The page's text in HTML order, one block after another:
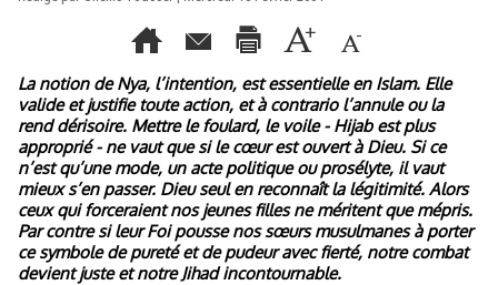
La notion de Nya, l’intention, est essentielle en Islam. Elle
valide et justifie toute action, et à contrario l’annule ou la
rend dérisoire. Mettre le foulard, le voile - Hijab est plus
approprié - ne vaut que si le cœur est ouvert à Dieu. Si ce
n’est qu’une mode, un acte politique ou prosélyte, il vaut
mieux s’en passer. Dieu seul en reconnaît la légitimité. Alors
ceux qui forceraient nos jeunes filles ne méritent que mépris.
Par contre si leur Foi pousse nos sœurs musulmanes à porter
ce symbole de pureté et de pudeur avec fierté, notre combat
devient juste et notre Jihad incontournable.